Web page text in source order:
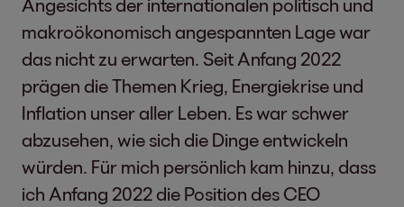
Angesichts der internationalen politisch und
makroökonomisch angespannten Lage war
das nicht zu erwarten. Seit Anfang 2022
prägen die Themen Krieg, Energiekrise und
Inflation unser aller Leben. Es war schwer
abzusehen, wie sich die Dinge entwickeln
würden. Für mich persönlich kam hinzu, dass
ich Anfang 2022 die Position des CEO